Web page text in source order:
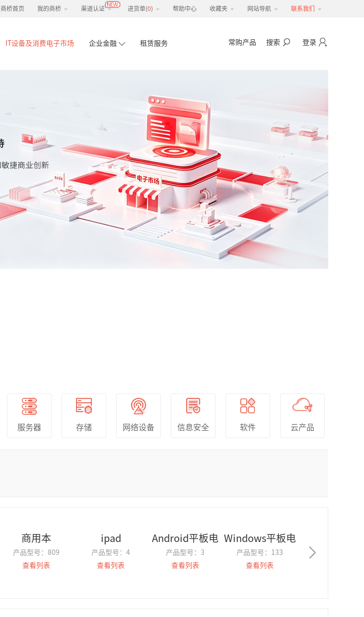
商桥首页 我的商桥 渠道认证 进货单(0) 帮助中心 收藏夹 网站导航 联系我们
IT设备及消费电子市场 企业金融 租赁服务 常购产品 搜索 登录
服务器 存储 网络设备 信息安全 软件 云产品
商用本
产品型号： 809
查看列表
ipad
产品型号： 4
查看列表
Android平板电
脑
产品型号： 3
查看列表
Windows平板电
脑
产品型号：
133
查看列表